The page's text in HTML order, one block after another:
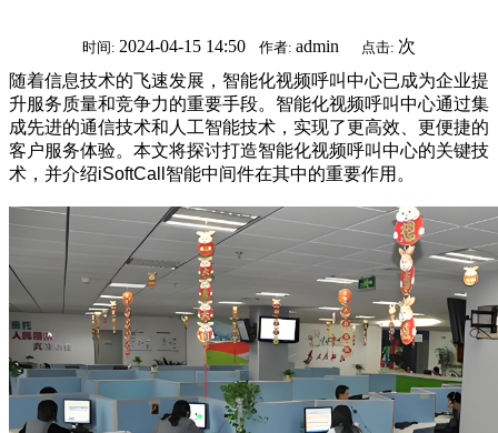
时间: 2024-04-15 14:50 作者: admin 点击: 次
随着信息技术的飞速发展，智能化视频呼叫中心已成为企业提
升服务质量和竞争力的重要手段。智能化视频呼叫中心通过集
成先进的通信技术和人工智能技术，实现了更高效、更便捷的
客户服务体验。本文将探讨打造智能化视频呼叫中心的关键技
术，并介绍iSoftCall智能中间件在其中的重要作用。